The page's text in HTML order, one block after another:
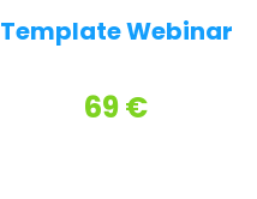
Template Webinar
69 €